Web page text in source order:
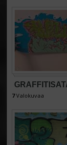
7Valokuvaa